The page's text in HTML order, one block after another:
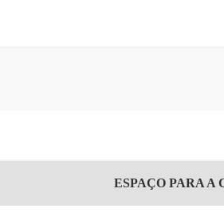
ESPAÇO PARA A